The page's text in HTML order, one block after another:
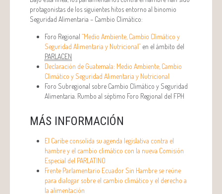
protagonistas de los siguientes hitos entorno al binomio
Seguridad Alimentaria – Cambio Climático:
Foro Regional “Medio Ambiente, Cambio Climático y
Seguridad Alimentaria y Nutricional” en el ámbito del
PARLACEN
Declaración de Guatemala: Medio Ambiente, Cambio
Climático y Seguridad Alimentaria y Nutricional
Foro Subregional sobre Cambio Climático y Seguridad
Alimentaria. Rumbo al séptimo Foro Regional del FPH
MÁS INFORMACIÓN
El Caribe consolida su agenda legislativa contra el
hambre y el cambio climático con la nueva Comisión
Especial del PARLATINO
Frente Parlamentario Ecuador Sin Hambre se reúne
para dialogar sobre el cambio climático y el derecho a
la alimentación